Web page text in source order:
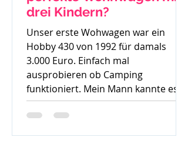
drei Kindern?
Unser erste Wohwagen war ein
Hobby 430 von 1992 für damals
3.000 Euro. Einfach mal
ausprobieren ob Camping
funktioniert. Mein Mann kannte es
gar nicht, ich bin mit Wohnwagen
und Wohnmobilen groß geworden -